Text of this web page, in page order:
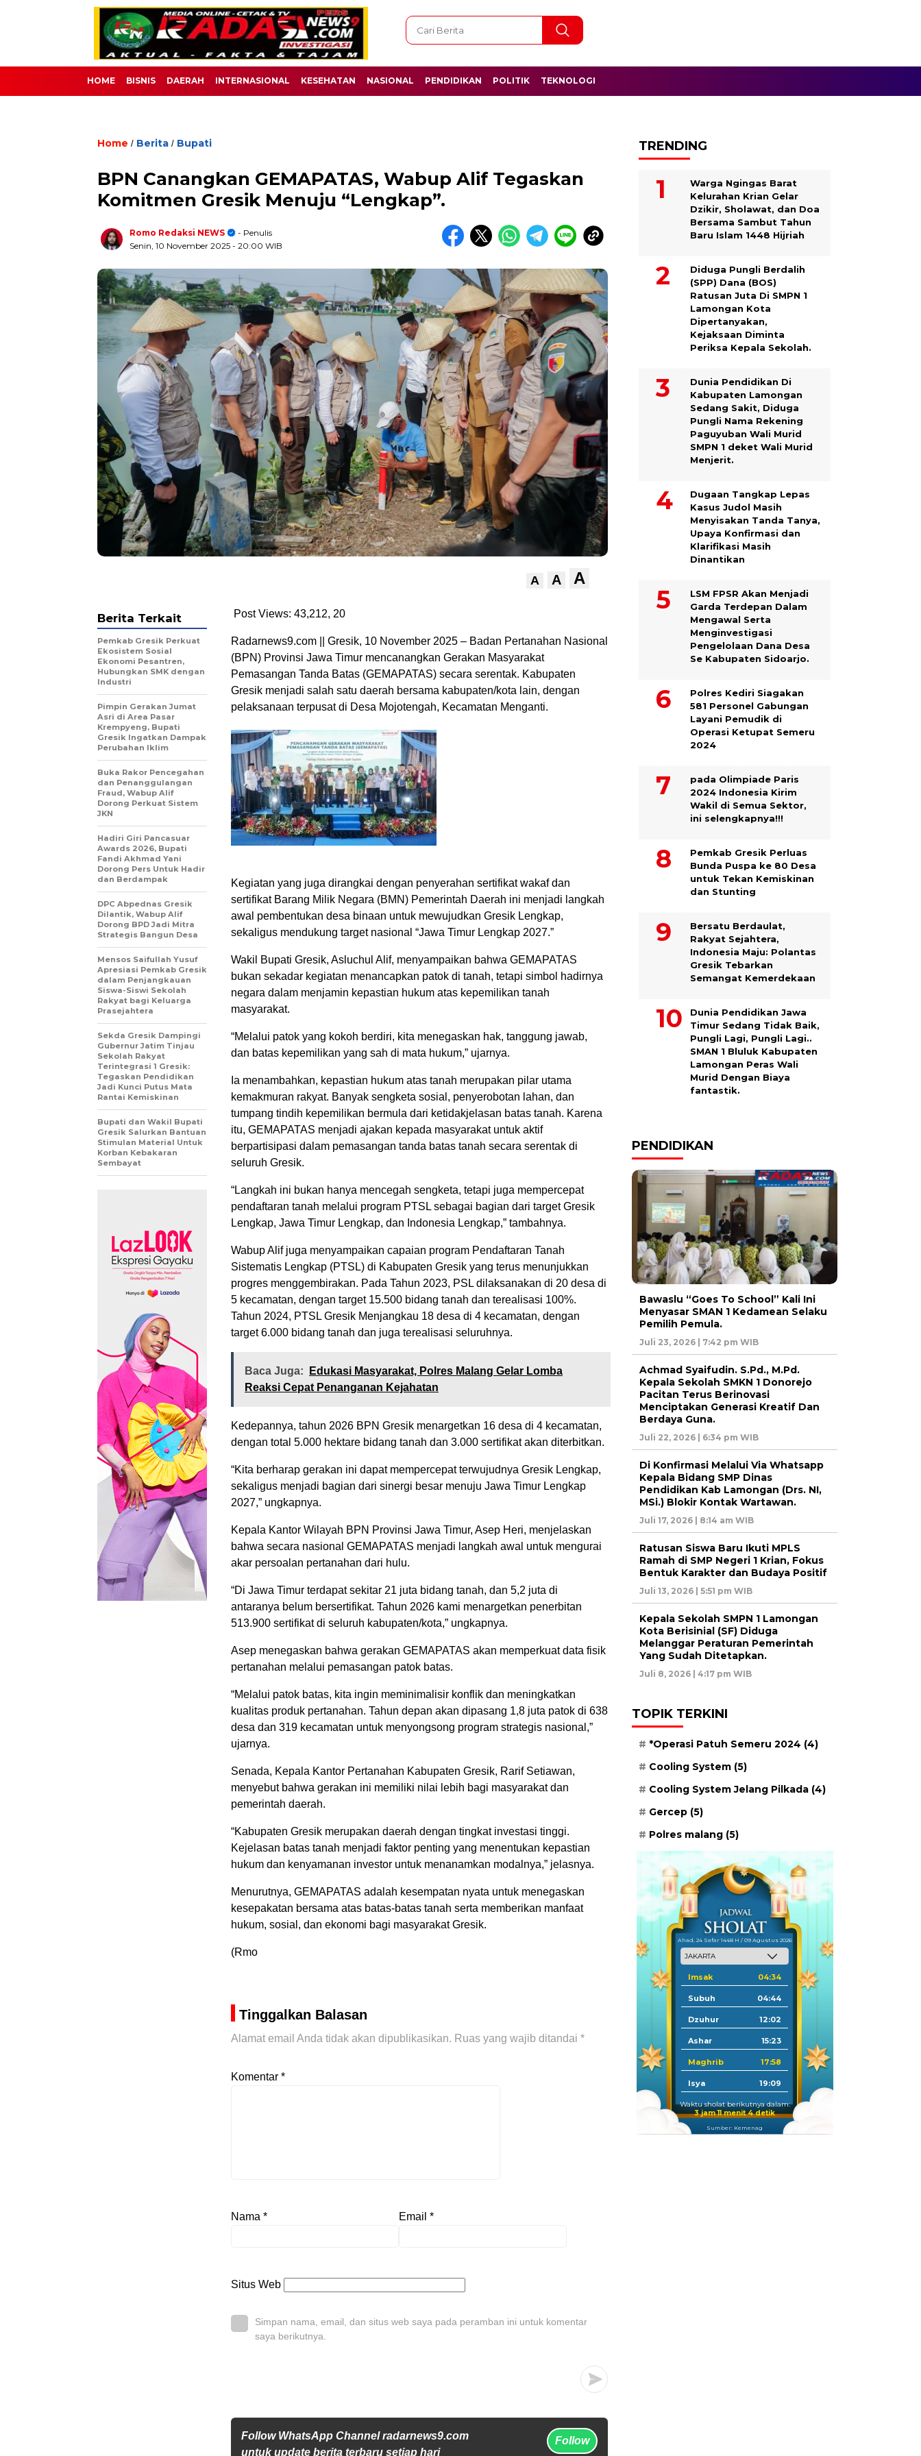
HOME BISNIS DAERAH INTERNASIONAL KESEHATAN NASIONAL PENDIDIKAN POLITIK TEKNOLOGI
Home / Berita / Bupati
BPN Canangkan GEMAPATAS, Wabup Alif Tegaskan
Komitmen Gresik Menuju “Lengkap”.
Romo Redaksi NEWS
- Penulis
Senin, 10 November 2025 - 20:00 WIB
A A A
Post Views: 43,212, 20
Radarnews9.com || Gresik, 10 November 2025 – Badan Pertanahan Nasional
(BPN) Provinsi Jawa Timur mencanangkan Gerakan Masyarakat
Pemasangan Tanda Batas (GEMAPATAS) secara serentak. Kabupaten
Gresik menjadi salah satu daerah bersama kabupaten/kota lain, dengan
pelaksanaan terpusat di Desa Mojotengah, Kecamatan Menganti.
Kegiatan yang juga dirangkai dengan penyerahan sertifikat wakaf dan
sertifikat Barang Milik Negara (BMN) Pemerintah Daerah ini menjadi langkah
awal pembentukan desa binaan untuk mewujudkan Gresik Lengkap,
sekaligus mendukung target nasional “Jawa Timur Lengkap 2027.”
Wakil Bupati Gresik, Asluchul Alif, menyampaikan bahwa GEMAPATAS
bukan sekadar kegiatan menancapkan patok di tanah, tetapi simbol hadirnya
negara dalam menjamin kepastian hukum atas kepemilikan tanah
masyarakat.
“Melalui patok yang kokoh berdiri, kita menegaskan hak, tanggung jawab,
dan batas kepemilikan yang sah di mata hukum,” ujarnya.
Ia menambahkan, kepastian hukum atas tanah merupakan pilar utama
kemakmuran rakyat. Banyak sengketa sosial, penyerobotan lahan, dan
tumpang tindih kepemilikan bermula dari ketidakjelasan batas tanah. Karena
itu, GEMAPATAS menjadi ajakan kepada masyarakat untuk aktif
berpartisipasi dalam pemasangan tanda batas tanah secara serentak di
seluruh Gresik.
“Langkah ini bukan hanya mencegah sengketa, tetapi juga mempercepat
pendaftaran tanah melalui program PTSL sebagai bagian dari target Gresik
Lengkap, Jawa Timur Lengkap, dan Indonesia Lengkap,” tambahnya.
Wabup Alif juga menyampaikan capaian program Pendaftaran Tanah
Sistematis Lengkap (PTSL) di Kabupaten Gresik yang terus menunjukkan
progres menggembirakan. Pada Tahun 2023, PSL dilaksanakan di 20 desa di
5 kecamatan, dengan target 15.500 bidang tanah dan terealisasi 100%.
Tahun 2024, PTSL Gresik Menjangkau 18 desa di 4 kecamatan, dengan
target 6.000 bidang tanah dan juga terealisasi seluruhnya.
Baca Juga:
Edukasi Masyarakat, Polres Malang Gelar Lomba
Reaksi Cepat Penanganan Kejahatan
Kedepannya, tahun 2026 BPN Gresik menargetkan 16 desa di 4 kecamatan,
dengan total 5.000 hektare bidang tanah dan 3.000 sertifikat akan diterbitkan.
“Kita berharap gerakan ini dapat mempercepat terwujudnya Gresik Lengkap,
sekaligus menjadi bagian dari sinergi besar menuju Jawa Timur Lengkap
2027,” ungkapnya.
Kepala Kantor Wilayah BPN Provinsi Jawa Timur, Asep Heri, menjelaskan
bahwa secara nasional GEMAPATAS menjadi langkah awal untuk mengurai
akar persoalan pertanahan dari hulu.
“Di Jawa Timur terdapat sekitar 21 juta bidang tanah, dan 5,2 juta di
antaranya belum bersertifikat. Tahun 2026 kami menargetkan penerbitan
513.900 sertifikat di seluruh kabupaten/kota,” ungkapnya.
Asep menegaskan bahwa gerakan GEMAPATAS akan memperkuat data fisik
pertanahan melalui pemasangan patok batas.
“Melalui patok batas, kita ingin meminimalisir konflik dan meningkatkan
kualitas produk pertanahan. Tahun depan akan dipasang 1,8 juta patok di 638
desa dan 319 kecamatan untuk menyongsong program strategis nasional,”
ujarnya.
Senada, Kepala Kantor Pertanahan Kabupaten Gresik, Rarif Setiawan,
menyebut bahwa gerakan ini memiliki nilai lebih bagi masyarakat dan
pemerintah daerah.
“Kabupaten Gresik merupakan daerah dengan tingkat investasi tinggi.
Kejelasan batas tanah menjadi faktor penting yang menentukan kepastian
hukum dan kenyamanan investor untuk menanamkan modalnya,” jelasnya.
Menurutnya, GEMAPATAS adalah kesempatan nyata untuk menegaskan
kesepakatan bersama atas batas-batas tanah serta memberikan manfaat
hukum, sosial, dan ekonomi bagi masyarakat Gresik.
(Rmo
Tinggalkan Balasan
Alamat email Anda tidak akan dipublikasikan. Ruas yang wajib ditandai *
Komentar *
Nama * Email *
Situs Web
Simpan nama, email, dan situs web saya pada peramban ini untuk komentar
saya berikutnya.
Follow WhatsApp Channel radarnews9.com
untuk update berita terbaru setiap hari
Follow
Berita Terkait
Pemkab Gresik Perkuat
Ekosistem Sosial
Ekonomi Pesantren,
Hubungkan SMK dengan
Industri
Pimpin Gerakan Jumat
Asri di Area Pasar
Krempyeng, Bupati
Gresik Ingatkan Dampak
Perubahan Iklim
Buka Rakor Pencegahan
dan Penanggulangan
Fraud, Wabup Alif
Dorong Perkuat Sistem
JKN
Hadiri Giri Pancasuar
Awards 2026, Bupati
Fandi Akhmad Yani
Dorong Pers Untuk Hadir
dan Berdampak
DPC Abpednas Gresik
Dilantik, Wabup Alif
Dorong BPD Jadi Mitra
Strategis Bangun Desa
Mensos Saifullah Yusuf
Apresiasi Pemkab Gresik
dalam Penjangkauan
Siswa-Siswi Sekolah
Rakyat bagi Keluarga
Prasejahtera
Sekda Gresik Dampingi
Gubernur Jatim Tinjau
Sekolah Rakyat
Terintegrasi 1 Gresik:
Tegaskan Pendidikan
Jadi Kunci Putus Mata
Rantai Kemiskinan
Bupati dan Wakil Bupati
Gresik Salurkan Bantuan
Stimulan Material Untuk
Korban Kebakaran
Sembayat
TRENDING
Warga Ngingas Barat
Kelurahan Krian Gelar
Dzikir, Sholawat, dan Doa
Bersama Sambut Tahun
Baru Islam 1448 Hijriah
Diduga Pungli Berdalih
(SPP) Dana (BOS)
Ratusan Juta Di SMPN 1
Lamongan Kota
Dipertanyakan,
Kejaksaan Diminta
Periksa Kepala Sekolah.
Dunia Pendidikan Di
Kabupaten Lamongan
Sedang Sakit, Diduga
Pungli Nama Rekening
Paguyuban Wali Murid
SMPN 1 deket Wali Murid
Menjerit.
Dugaan Tangkap Lepas
Kasus Judol Masih
Menyisakan Tanda Tanya,
Upaya Konfirmasi dan
Klarifikasi Masih
Dinantikan
LSM FPSR Akan Menjadi
Garda Terdepan Dalam
Mengawal Serta
Menginvestigasi
Pengelolaan Dana Desa
Se Kabupaten Sidoarjo.
Polres Kediri Siagakan
581 Personel Gabungan
Layani Pemudik di
Operasi Ketupat Semeru
2024
pada Olimpiade Paris
2024 Indonesia Kirim
Wakil di Semua Sektor,
ini selengkapnya!!!
Pemkab Gresik Perluas
Bunda Puspa ke 80 Desa
untuk Tekan Kemiskinan
dan Stunting
Bersatu Berdaulat,
Rakyat Sejahtera,
Indonesia Maju: Polantas
Gresik Tebarkan
Semangat Kemerdekaan
Dunia Pendidikan Jawa
Timur Sedang Tidak Baik,
Pungli Lagi, Pungli Lagi..
SMAN 1 Bluluk Kabupaten
Lamongan Peras Wali
Murid Dengan Biaya
fantastik.
PENDIDIKAN
Bawaslu “Goes To School” Kali Ini
Menyasar SMAN 1 Kedamean Selaku
Pemilih Pemula.
Juli 23, 2026 | 7:42 pm WIB
Achmad Syaifudin. S.Pd., M.Pd.
Kepala Sekolah SMKN 1 Donorejo
Pacitan Terus Berinovasi
Menciptakan Generasi Kreatif Dan
Berdaya Guna.
Juli 22, 2026 | 6:34 pm WIB
Di Konfirmasi Melalui Via Whatsapp
Kepala Bidang SMP Dinas
Pendidikan Kab Lamongan (Drs. NI,
MSi.) Blokir Kontak Wartawan.
Juli 17, 2026 | 8:14 am WIB
Ratusan Siswa Baru Ikuti MPLS
Ramah di SMP Negeri 1 Krian, Fokus
Bentuk Karakter dan Budaya Positif
Juli 13, 2026 | 5:51 pm WIB
Kepala Sekolah SMPN 1 Lamongan
Kota Berisinial (SF) Diduga
Melanggar Peraturan Pemerintah
Yang Sudah Ditetapkan.
Juli 8, 2026 | 4:17 pm WIB
TOPIK TERKINI
*Operasi Patuh Semeru 2024 (4)
Cooling System (5)
Cooling System Jelang Pilkada (4)
Gercep (5)
Polres malang (5)
Ahad, 24 Safar 1448 H / 09 Agustus 2026
Imsak 04:34
Subuh 04:44
Dzuhur 12:02
Ashar 15:23
Maghrib 17:58
Isya 19:09
Waktu sholat berikutnya dalam:
3 jam 11 menit 3 detik
Sumber: Kemenag